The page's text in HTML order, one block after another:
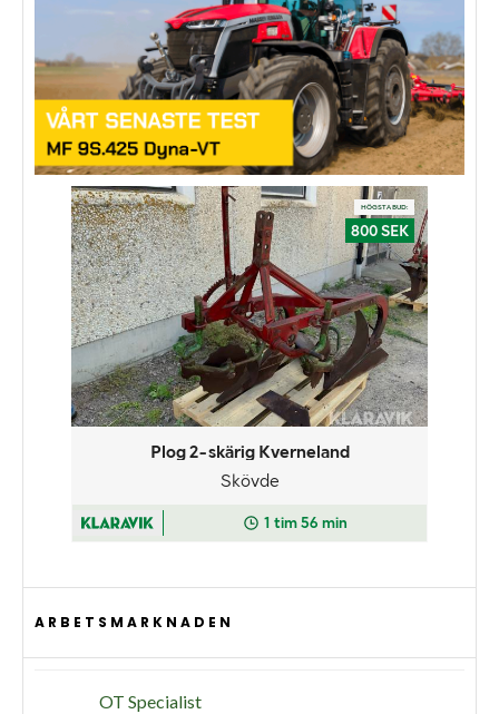
ARBETSMARKNADEN
OT Specialist